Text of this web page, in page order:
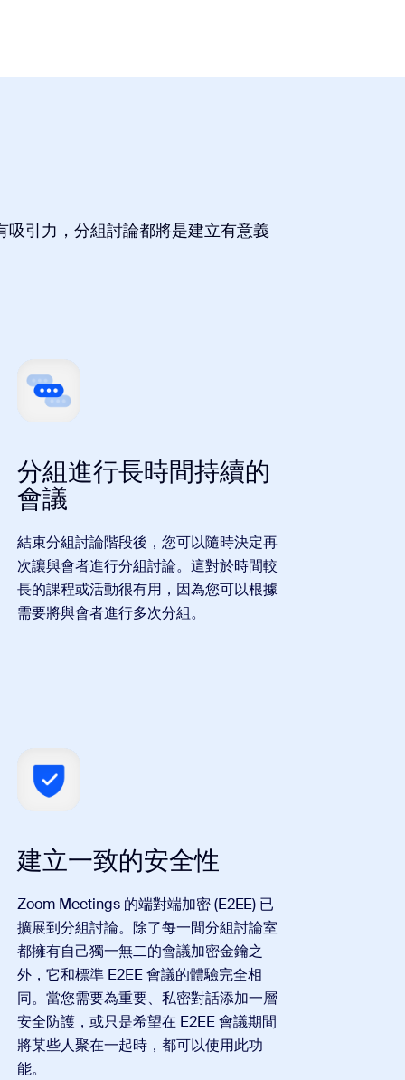
引力，分組討論都將是建立有意義
分組進行長時間持續的
會議
結束分組討論階段後，您可以隨時決定再
次讓與會者進行分組討論。這對於時間較
長的課程或活動很有用，因為您可以根據
需要將與會者進行多次分組。
建立一致的安全性
Zoom Meetings 的端對端加密 (E2EE) 已
擴展到分組討論。除了每一間分組討論室
都擁有自己獨一無二的會議加密金鑰之
外，它和標準 E2EE 會議的體驗完全相
同。當您需要為重要、私密對話添加一層
安全防護，或只是希望在 E2EE 會議期間
將某些人聚在一起時，都可以使用此功
能。